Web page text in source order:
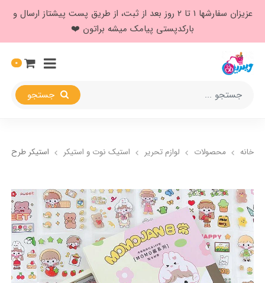
عزیزان سفارشها ۱ تا ۲ روز بعد از ثبت، از طریق پست پیشتاز ارسال و
بارکدپستی پیامک میشه براتون ❤️
0
خانه محصولات لوازم تحریر استیک نوت و استیکر استیکر طرح